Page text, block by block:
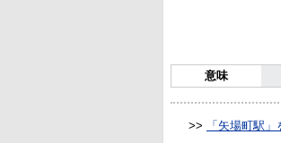
意味
>> 「矢場町駅